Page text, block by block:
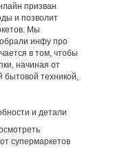
призван
и позволит
Мы
инфу про
в том, чтобы
начиная от
бытовой техникой,
и детали
супермаркетов